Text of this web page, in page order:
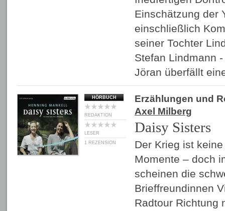
Einschätzung der
einschließlich
seiner Tochter
Stefan Lindmann
Jöran überfällt
HÖRBUCH
REDAKTION
LESER
1 REZENSION
Erzählungen und
Axel Milberg
Daisy Sisters
Der Krieg ist
Momente – doch
scheinen die
Brieffreundinnen
Radtour Richtung